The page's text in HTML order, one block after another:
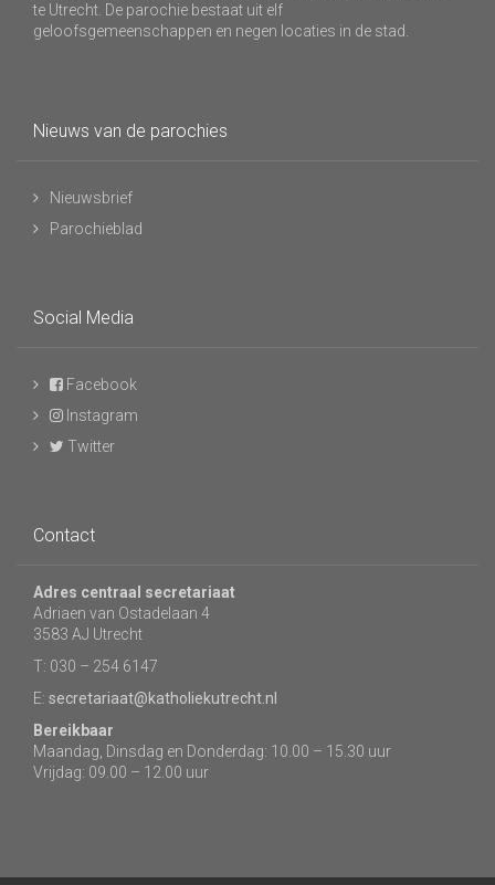
te Utrecht. De parochie bestaat uit elf
geloofsgemeenschappen en negen locaties in de stad.
Nieuws van de parochies
Nieuwsbrief
Parochieblad
Social Media
Facebook
Instagram
Twitter
Contact
Adres centraal secretariaat
Adriaen van Ostadelaan 4
3583 AJ Utrecht
T: 030 – 254 6147
E: secretariaat@katholiekutrecht.nl
Bereikbaar
Maandag, Dinsdag en Donderdag: 10.00 – 15.30 uur
Vrijdag: 09.00 – 12.00 uur